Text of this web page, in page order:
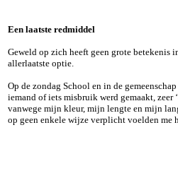
Een laatste redmiddel
Geweld op zich heeft geen grote betekenis
allerlaatste optie.
Op de zondag School en in de
iemand of iets misbruik werd gemaakt, zeer
vanwege mijn kleur, mijn lengte en mijn
op geen enkele wijze verplicht voelden me